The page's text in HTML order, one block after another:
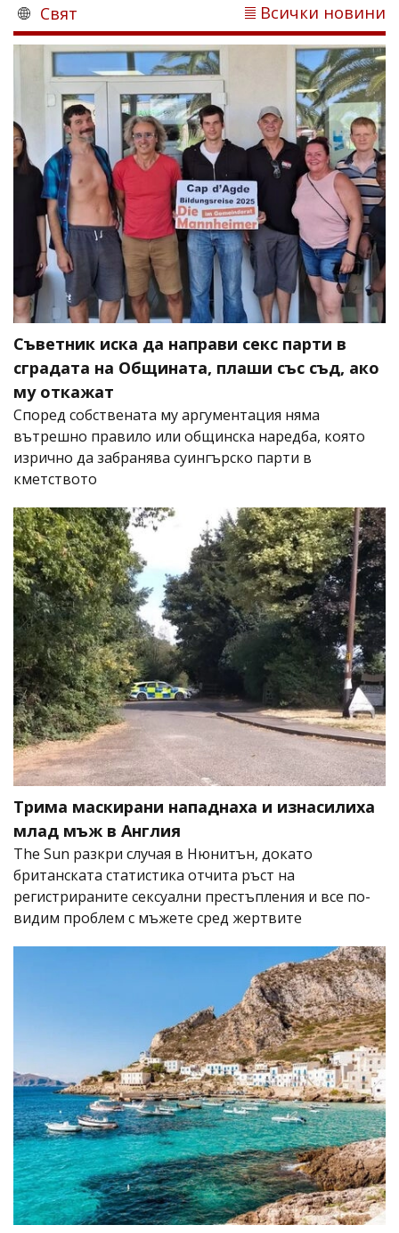
Свят Всички новини
Съветник иска да направи секс парти в
сградата на Общината, плаши със съд, ако
му откажат
Според собствената му аргументация няма
вътрешно правило или общинска наредба, която
изрично да забранява суингърско парти в
кметството
Трима маскирани нападнаха и изнасилиха
млад мъж в Англия
The Sun разкри случая в Нюнитън, докато
британската статистика отчита ръст на
регистрираните сексуални престъпления и все по-
видим проблем с мъжете сред жертвите